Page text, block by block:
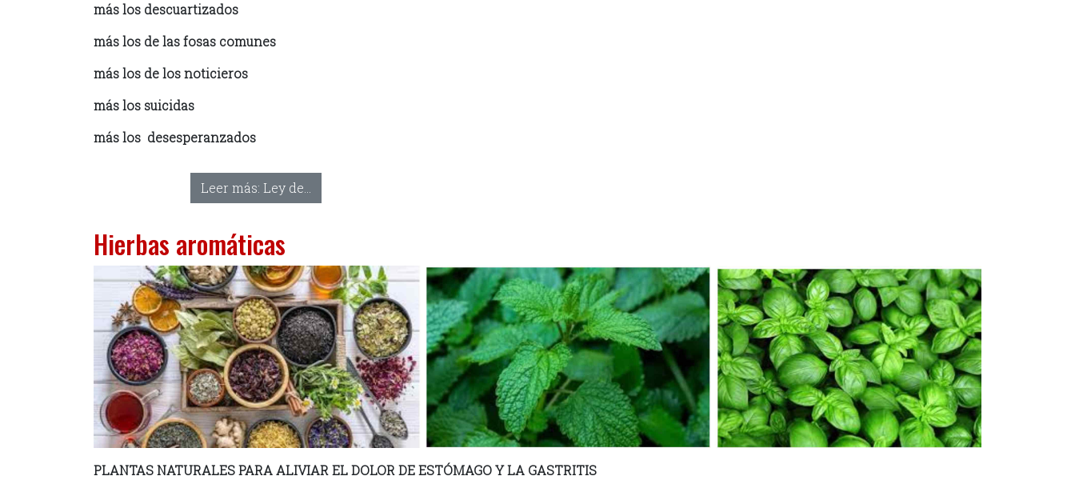
más los descuartizados
más los de las fosas comunes
más los de los noticieros
más los suicidas
más los desesperanzados
Leer más: Ley de...
Hierbas aromáticas
PLANTAS NATURALES PARA ALIVIAR EL DOLOR DE ESTÓMAGO Y LA GASTRITIS